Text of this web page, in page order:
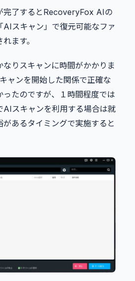
完了するとRecoveryFox AIの
AIスキャン」で復元可能なファ
ます。
なりスキャンに時間がかかりま
ャンを開始した関係で正確な
ったのですが、１時間程度では
AIスキャンを利用する場合は就
あるタイミングで実施すると